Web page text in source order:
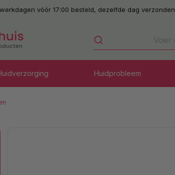
vóór 17:00 besteld, dezelfde dag verzonden
Huidprobleem